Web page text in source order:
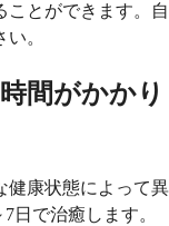
ことができます。自
。
間がかかり
健康状態によって異
日で治癒します。